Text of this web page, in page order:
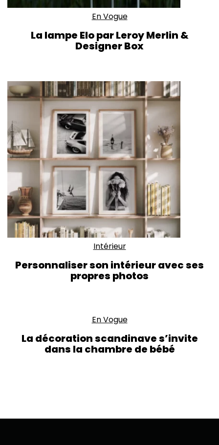
En Vogue
La lampe Elo par Leroy Merlin &
Designer Box
Intérieur
Personnaliser son intérieur avec ses
propres photos
En Vogue
La décoration scandinave s’invite
dans la chambre de bébé